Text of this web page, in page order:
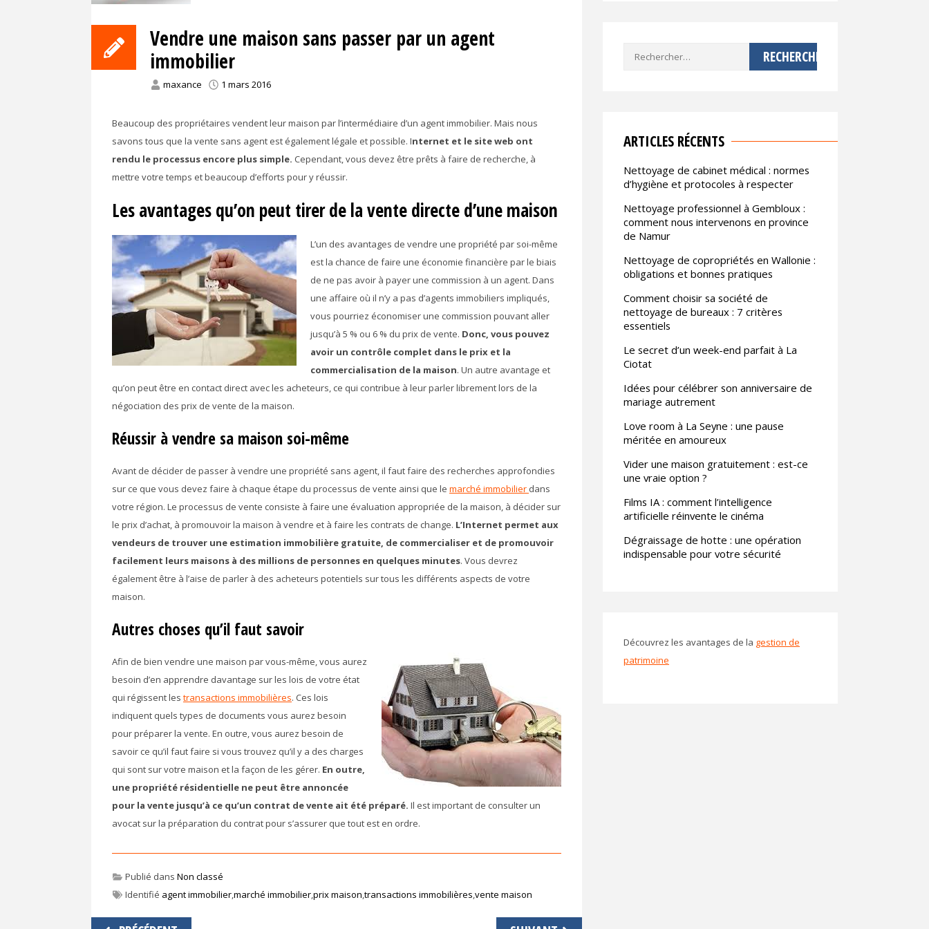
Vendre une maison sans passer par un agent
immobilier
maxance 1 mars 2016
Beaucoup des propriétaires vendent leur maison par l’intermédiaire d’un agent immobilier. Mais nous
savons tous que la vente sans agent est également légale et possible. Internet et le site web ont
rendu le processus encore plus simple. Cependant, vous devez être prêts à faire de recherche, à
mettre votre temps et beaucoup d’efforts pour y réussir.
Les avantages qu’on peut tirer de la vente directe d’une maison
L’un des avantages de vendre une propriété par soi-même
est la chance de faire une économie financière par le biais
de ne pas avoir à payer une commission à un agent. Dans
une affaire où il n’y a pas d’agents immobiliers impliqués,
vous pourriez économiser une commission pouvant aller
jusqu’à 5 % ou 6 % du prix de vente. Donc, vous pouvez
avoir un contrôle complet dans le prix et la
commercialisation de la maison. Un autre avantage et
qu’on peut être en contact direct avec les acheteurs, ce qui contribue à leur parler librement lors de la
négociation des prix de vente de la maison.
Réussir à vendre sa maison soi-même
Avant de décider de passer à vendre une propriété sans agent, il faut faire des recherches approfondies
sur ce que vous devez faire à chaque étape du processus de vente ainsi que le marché immobilier dans
votre région. Le processus de vente consiste à faire une évaluation appropriée de la maison, à décider sur
le prix d’achat, à promouvoir la maison à vendre et à faire les contrats de change. L’Internet permet aux
vendeurs de trouver une estimation immobilière gratuite, de commercialiser et de promouvoir
facilement leurs maisons à des millions de personnes en quelques minutes. Vous devrez
également être à l’aise de parler à des acheteurs potentiels sur tous les différents aspects de votre
maison.
Autres choses qu’il faut savoir
Afin de bien vendre une maison par vous-même, vous aurez
besoin d’en apprendre davantage sur les lois de votre état
qui régissent les transactions immobilières. Ces lois
indiquent quels types de documents vous aurez besoin
pour préparer la vente. En outre, vous aurez besoin de
savoir ce qu’il faut faire si vous trouvez qu’il y a des charges
qui sont sur votre maison et la façon de les gérer. En outre,
une propriété résidentielle ne peut être annoncée
pour la vente jusqu’à ce qu’un contrat de vente ait été préparé. Il est important de consulter un
avocat sur la préparation du contrat pour s’assurer que tout est en ordre.
Publié dans Non classé
Identifié agent immobilier,marché immobilier,prix maison,transactions immobilières,vente maison
Rechercher :
ARTICLES RÉCENTS
Nettoyage de cabinet médical : normes
d’hygiène et protocoles à respecter
Nettoyage professionnel à Gembloux :
comment nous intervenons en province
de Namur
Nettoyage de copropriétés en Wallonie :
obligations et bonnes pratiques
Comment choisir sa société de
nettoyage de bureaux : 7 critères
essentiels
Le secret d’un week-end parfait à La
Ciotat
Idées pour célébrer son anniversaire de
mariage autrement
Love room à La Seyne : une pause
méritée en amoureux
Vider une maison gratuitement : est-ce
une vraie option ?
Films IA : comment l’intelligence
artificielle réinvente le cinéma
Dégraissage de hotte : une opération
indispensable pour votre sécurité
Découvrez les avantages de la gestion de
patrimoine